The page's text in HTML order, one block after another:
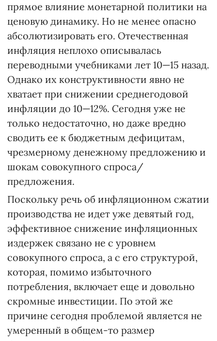
прямое влияние монетарной политики на
ценовую динамику. Но не менее опасно
абсолютизировать его. Отечественная
инфляция неплохо описывалась
переводными учебниками лет 10—15 назад.
Однако их конструктивности явно не
хватает при снижении среднегодовой
инфляции до 10—12%. Сегодня уже не
только недостаточно, но даже вредно
сводить ее к бюджетным дефицитам,
чрезмерному денежному предложению и
шокам совокупного спроса/
предложения.
Поскольку речь об инфляционном сжатии
производства не идет уже девятый год,
эффективное снижение инфляционных
издержек связано не с уровнем
совокупного спроса, а с его структурой,
которая, помимо избыточного
потребления, включает еще и довольно
скромные инвестиции. По этой же
причине сегодня проблемой является не
умеренный в общем-то размер